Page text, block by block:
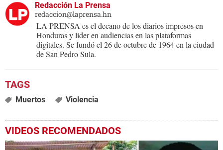
Redacción La Prensa
redaccion@laprensa.hn
LA PRENSA es el decano de los diarios impresos en
Honduras y líder en audiencias en las plataformas
digitales. Se fundó el 26 de octubre de 1964 en la ciudad
de San Pedro Sula.
Muertos Violencia
VIDEOS RECOMENDADOS